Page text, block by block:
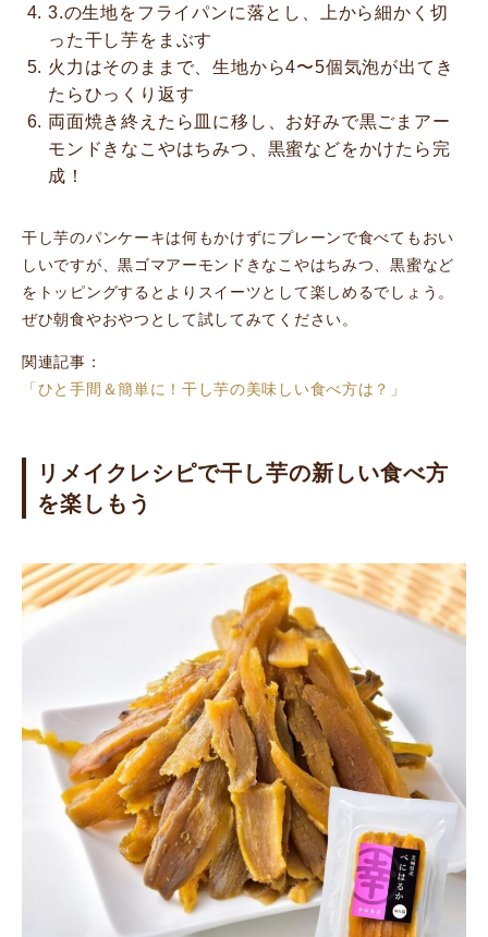
3.の生地をフライパンに落とし、上から細かく切
った干し芋をまぶす
火力はそのままで、生地から4〜5個気泡が出てき
たらひっくり返す
両面焼き終えたら皿に移し、お好みで黒ごまアー
モンドきなこやはちみつ、黒蜜などをかけたら完
成！
干し芋のパンケーキは何もかけずにプレーンで食べてもおい
しいですが、黒ゴマアーモンドきなこやはちみつ、黒蜜など
をトッピングするとよりスイーツとして楽しめるでしょう。
ぜひ朝食やおやつとして試してみてください。
関連記事：
「ひと手間＆簡単に！干し芋の美味しい食べ方は？」
リメイクレシピで干し芋の新しい食べ方
を楽しもう